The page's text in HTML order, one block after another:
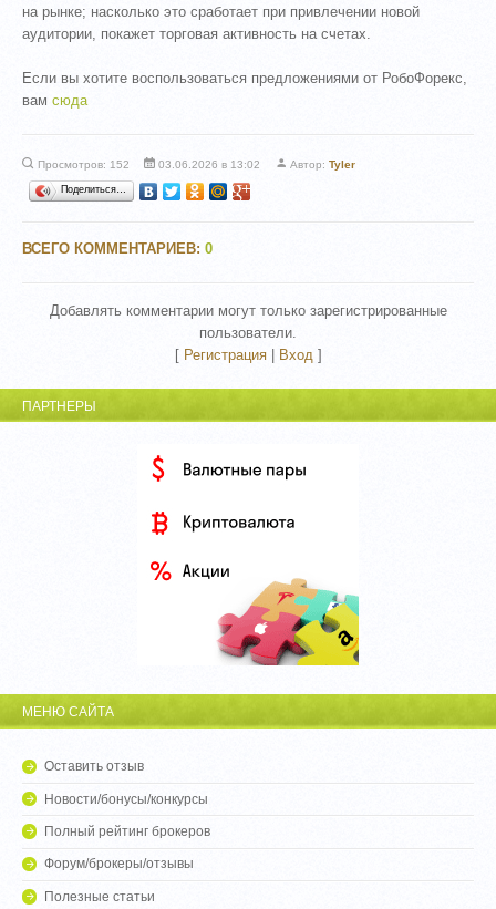
на рынке; насколько это сработает при привлечении новой
аудитории, покажет торговая активность на счетах.
Если вы хотите воспользоваться предложениями от РобоФорекс,
вамсюда
Просмотров: 152 03.06.2026 в 13:02 Автор:Tyler
Поделиться…
ВСЕГО КОММЕНТАРИЕВ:0
Добавлять комментарии могут только зарегистрированные
пользователи.
[ Регистрация| Вход ]
ПАРТНЕРЫ
МЕНЮ САЙТА
Оставить отзыв
Новости/бонусы/конкурсы
Полный рейтинг брокеров
Форум/брокеры/отзывы
Полезные статьи